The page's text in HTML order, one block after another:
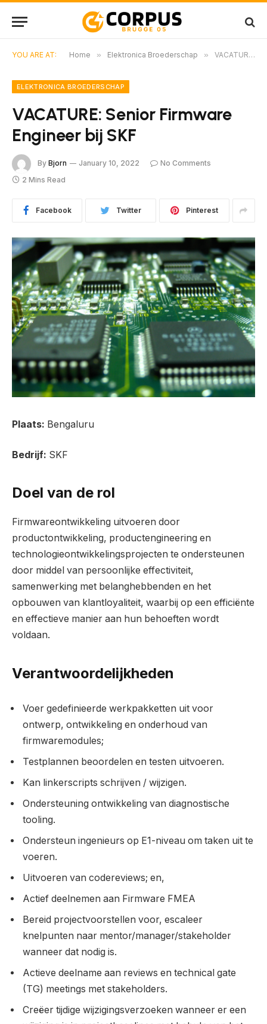
YOU ARE AT: Home » Elektronica Broederschap » VACATURE: Senior Firmware Engineer bij SKF
ELEKTRONICA BROEDERSCHAP
VACATURE: Senior Firmware
Engineer bij SKF
By Bjorn January 10, 2022
No Comments
2 Mins Read
Facebook Twitter Pinterest
Plaats: Bengaluru
Bedrijf: SKF
Doel van de rol
Firmwareontwikkeling uitvoeren door
productontwikkeling, productengineering en
technologieontwikkelingsprojecten te ondersteunen
door middel van persoonlijke effectiviteit,
samenwerking met belanghebbenden en het
opbouwen van klantloyaliteit, waarbij op een efficiënte
en effectieve manier aan hun behoeften wordt
voldaan.
Verantwoordelijkheden
Voer gedefinieerde werkpakketten uit voor
ontwerp, ontwikkeling en onderhoud van
firmwaremodules;
Testplannen beoordelen en testen uitvoeren.
Kan linkerscripts schrijven / wijzigen.
Ondersteuning ontwikkeling van diagnostische
tooling.
Ondersteun ingenieurs op E1-niveau om taken uit te
voeren.
Uitvoeren van codereviews; en,
Actief deelnemen aan Firmware FMEA
Bereid projectvoorstellen voor, escaleer
knelpunten naar mentor/manager/stakeholder
wanneer dat nodig is.
Actieve deelname aan reviews en technical gate
(TG) meetings met stakeholders.
Creëer tijdige wijzigingsverzoeken wanneer er een